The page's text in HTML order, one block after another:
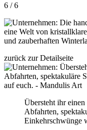
6 / 6
zurück zur Detailseite
Übersteht ihr einen
Abfahrten,
Einkehrschwünge